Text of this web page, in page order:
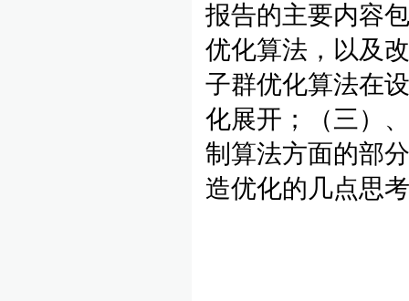
报告的主要内容
优化算法，以及
子群优化算法在
化展开；（三）
制算法方面的部
造优化的几点思